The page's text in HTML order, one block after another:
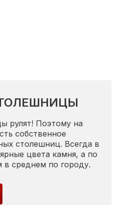
рулят! Поэтому на
собственное
столешниц. Всегда в
цвета камня, а по
среднем по городу.